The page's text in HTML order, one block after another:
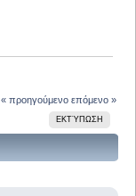
« προηγούμενο επόμενο »
ΕΚΤΎΠΩΣΗ